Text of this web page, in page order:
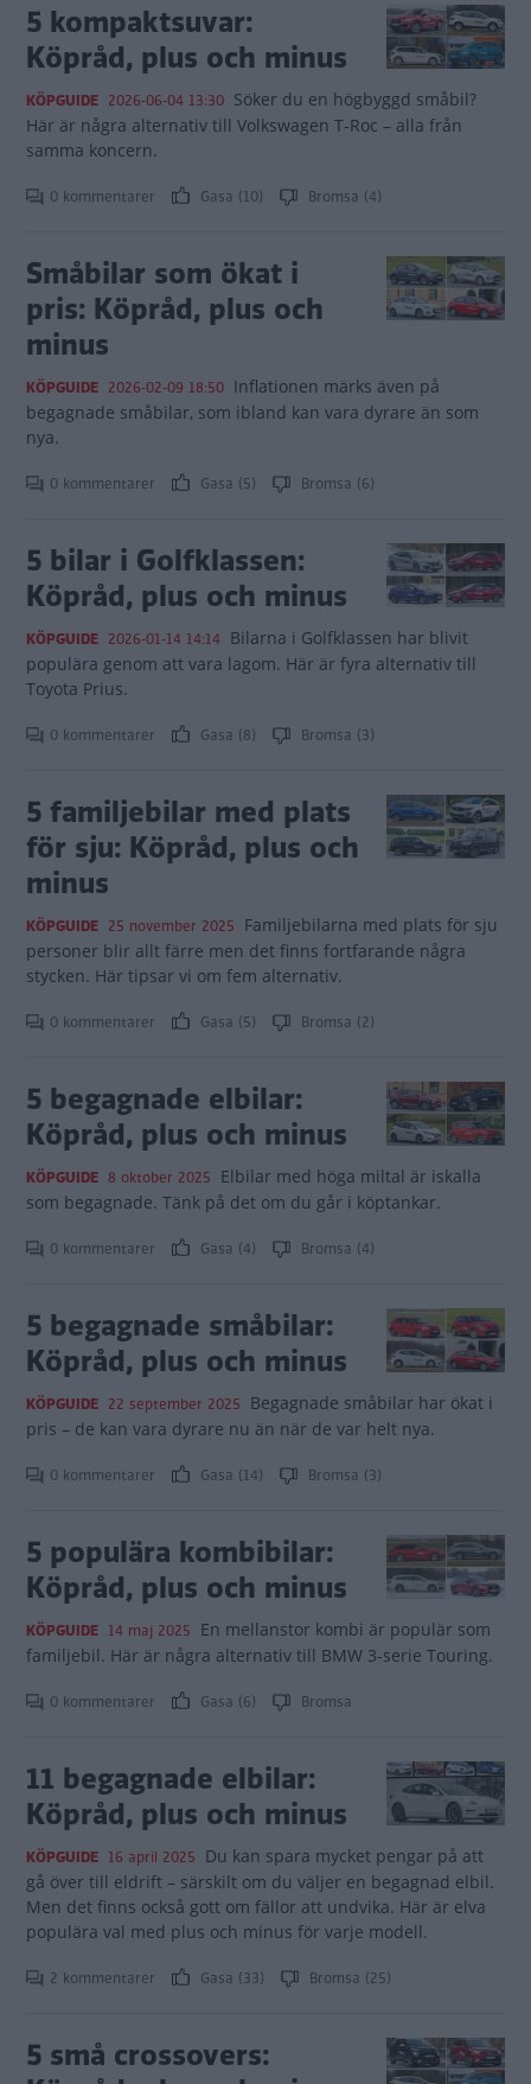
5 kompaktsuvar:
Köpråd, plus och minus
KÖPGUIDE 2026-06-04 13:30 Söker du en högbyggd småbil?
Här är några alternativ till Volkswagen T-Roc – alla från
samma koncern.
0 kommentarer Gasa (10) Bromsa (4)
Småbilar som ökat i
pris: Köpråd, plus och
minus
KÖPGUIDE 2026-02-09 18:50 Inflationen märks även på
begagnade småbilar, som ibland kan vara dyrare än som
nya.
0 kommentarer Gasa (5) Bromsa (6)
5 bilar i Golfklassen:
Köpråd, plus och minus
KÖPGUIDE 2026-01-14 14:14 Bilarna i Golfklassen har blivit
populära genom att vara lagom. Här är fyra alternativ till
Toyota Prius.
0 kommentarer Gasa (8) Bromsa (3)
5 familjebilar med plats
för sju: Köpråd, plus och
minus
KÖPGUIDE 25 november 2025 Familjebilarna med plats för sju
personer blir allt färre men det finns fortfarande några
stycken. Här tipsar vi om fem alternativ.
0 kommentarer Gasa (5) Bromsa (2)
5 begagnade elbilar:
Köpråd, plus och minus
KÖPGUIDE 8 oktober 2025 Elbilar med höga miltal är iskalla
som begagnade. Tänk på det om du går i köptankar.
0 kommentarer Gasa (4) Bromsa (4)
5 begagnade småbilar:
Köpråd, plus och minus
KÖPGUIDE 22 september 2025 Begagnade småbilar har ökat i
pris – de kan vara dyrare nu än när de var helt nya.
0 kommentarer Gasa (14) Bromsa (3)
5 populära kombibilar:
Köpråd, plus och minus
KÖPGUIDE 14 maj 2025 En mellanstor kombi är populär som
familjebil. Här är några alternativ till BMW 3-serie Touring.
0 kommentarer Gasa (6) Bromsa
11 begagnade elbilar:
Köpråd, plus och minus
KÖPGUIDE 16 april 2025 Du kan spara mycket pengar på att
gå över till eldrift – särskilt om du väljer en begagnad elbil.
Men det finns också gott om fällor att undvika. Här är elva
populära val med plus och minus för varje modell.
2 kommentarer Gasa (33) Bromsa (25)
5 små crossovers: